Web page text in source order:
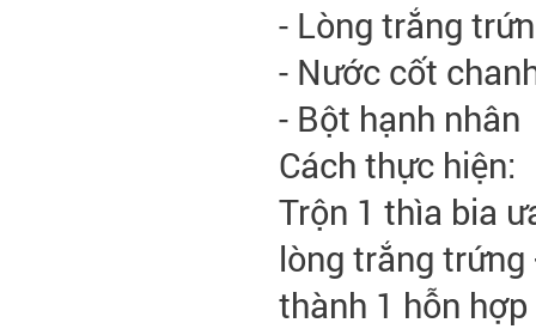
- Lòng trắng
- Nước cốt
- Bột hạnh nhân
Cách thực hiện:
Trộn 1 thìa bia
lòng trắng
thành 1 hỗn